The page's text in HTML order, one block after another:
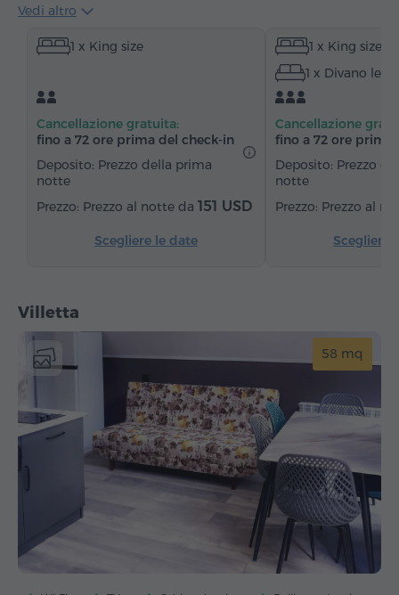
Asciugamani
Asciugacapelli
Divano
Sedia
Canali satellitari Pavimenti in parquet
Frigorifero Acqua in bottiglia
Vedi altro
1 x King size
Cancellazione gratuita:
fino a 72 ore prima del check‑in
Deposito: Prezzo della prima
notte
Prezzo al notte da 151 USD
Scegliere le date
1 x King size
1 x Divano letto
Cancellazione
fino a 72 ore prima
Deposito: Prezzo
notte
Prezzo al
Scegliere
Villetta
58 mq